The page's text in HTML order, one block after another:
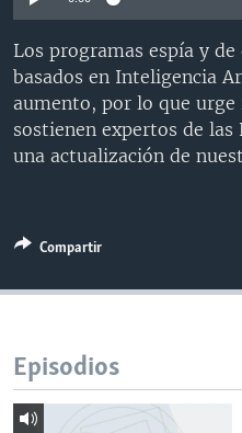
VENEZUELA
BRASIL
NICARAGUA
ECONOMÍA
ENTRETENIMIENTO Y
TECNOLOGÍA
DEPORTES
MULTIMEDIA
VIDEOS
FOTOGRAFÍA
AUDIOS
PROGRAMAS TV
EL MUNDO AL DÍA
FORO INTERAMERICANO
PANORAMA
RADIO
AVANCE INFORMATIVO
ESTADOS UNIDOS AL DÍA
EL MUNDO AL DÍA [RADIO]
DEPORTIVO
NOTA ECONÓMICA
DIRECT
Learning English
SÍGANOS
Los programas espía y
basados en Inteligencia
aumento, por lo que
sostienen expertos de las
una actualización de
Compartir
Episodios